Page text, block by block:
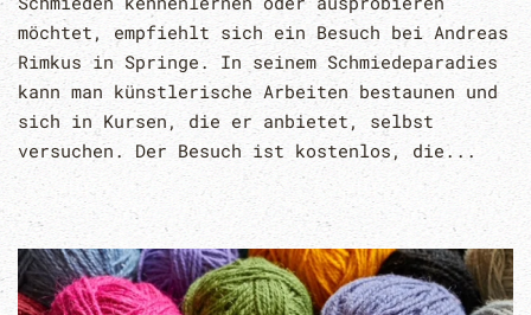
möchtet, empfiehlt sich ein Besuch bei Andreas
Rimkus in Springe. In seinem Schmiedeparadies
kann man künstlerische Arbeiten bestaunen und
sich in Kursen, die er anbietet, selbst
versuchen. Der Besuch ist kostenlos, die...